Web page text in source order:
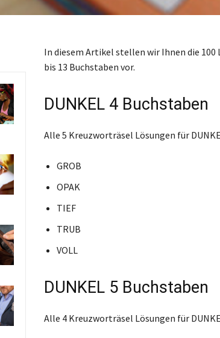
In diesem Artikel stellen wir Ihnen die
bis 13 Buchstaben vor.
DUNKEL 4 Buchstaben
Alle 5 Kreuzworträsel Lösungen für
GROB
OPAK
TIEF
TRUB
VOLL
DUNKEL 5 Buchstaben
Alle 4 Kreuzworträsel Lösungen für